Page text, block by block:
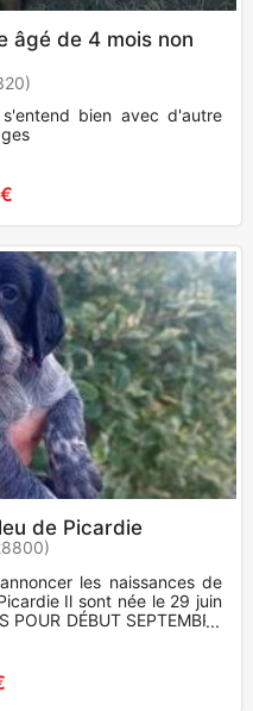
âgé de 4 mois non
bien avec d'autre
de Picardie
les naissances de
Il sont née le 29 juin
DÉBUT SEPTEMBRE